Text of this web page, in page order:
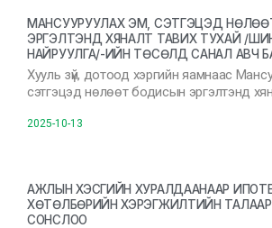
МАНСУУРУУЛАХ ЭМ, СЭТГЭЦЭД
ЭРГЭЛТЭНД ХЯНАЛТ ТАВИХ ТУХАЙ /
НАЙРУУЛГА/-ИЙН ТӨСӨЛД САНАЛ АВЧ
Хууль зүй, дотоод хэргийн яамнаас
сэтгэцэд нөлөөт бодисын эргэлтэнд
2025-10-13
АЖЛЫН ХЭСГИЙН ХУРАЛДААНААР
ХӨТӨЛБӨРИЙН ХЭРЭГЖИЛТИЙН
СОНСЛОО